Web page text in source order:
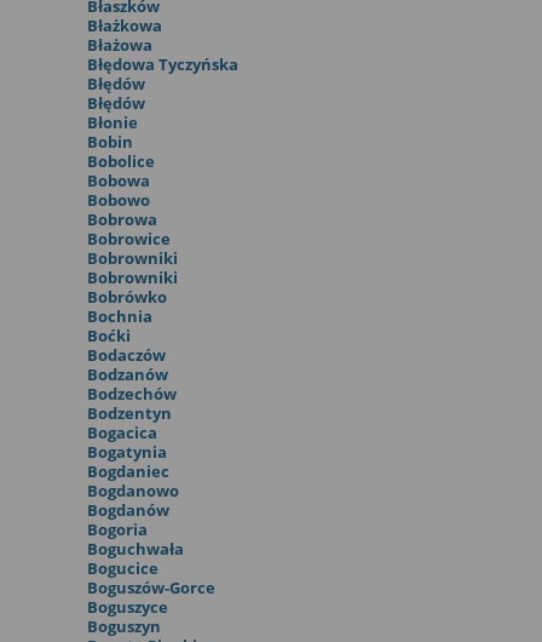
Błaszków
Błażkowa
Błażowa
Błędowa Tyczyńska
Błędów
Błędów
Błonie
Bobin
Bobolice
Bobowa
Bobowo
Bobrowa
Bobrowice
Bobrowniki
Bobrowniki
Bobrówko
Bochnia
Boćki
Bodaczów
Bodzanów
Bodzechów
Bodzentyn
Bogacica
Bogatynia
Bogdaniec
Bogdanowo
Bogdanów
Bogoria
Boguchwała
Bogucice
Boguszów-Gorce
Boguszyce
Boguszyn